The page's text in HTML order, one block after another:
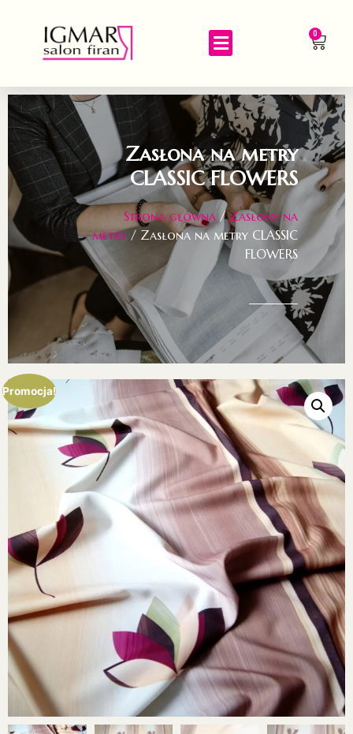
0
Zasłona na metry
CLASSIC FLOWERS
Strona główna /Zasłony na
metry / Zasłona na metry CLASSIC
FLOWERS
Promocja!